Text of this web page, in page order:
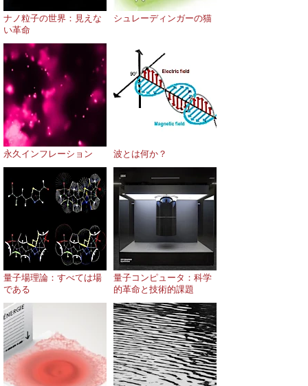
ナノ粒子の世界：見えな
い革命
シュレーディンガーの猫
永久インフレーション 波とは何か？
量子場理論：すべては場
である
量子コンピュータ：科学
的革命と技術的課題